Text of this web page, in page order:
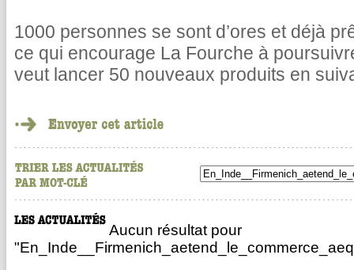
1000 personnes se sont d’ores et déjà
ce qui encourage La Fourche à
veut lancer 50 nouveaux produits en
Aucun résultat pour